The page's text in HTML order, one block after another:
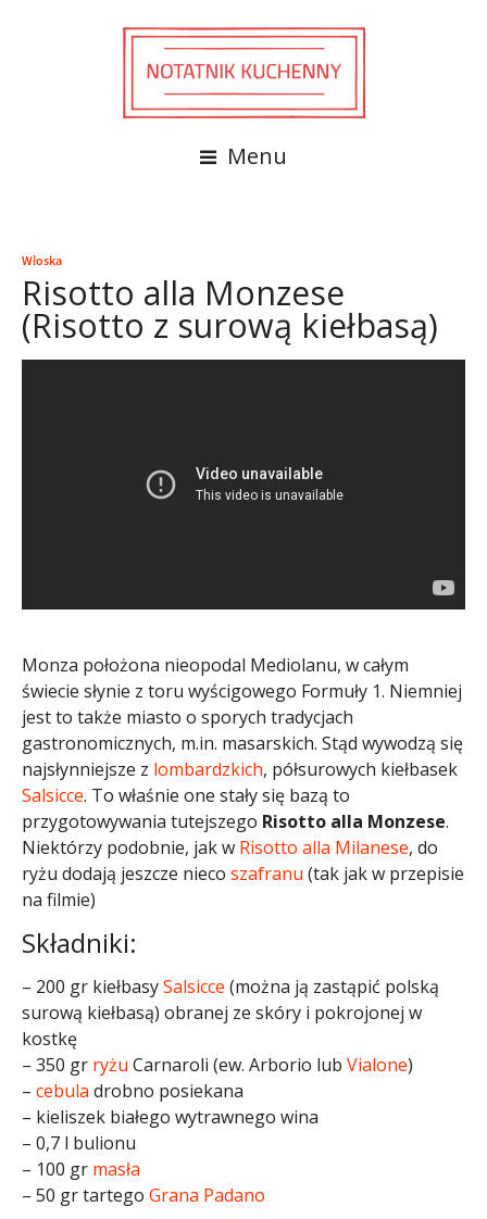
Menu
Włoska
Risotto alla Monzese
(Risotto z surową kiełbasą)
Monza położona nieopodal Mediolanu, w całym
świecie słynie z toru wyścigowego Formuły 1. Niemniej
jest to także miasto o sporych tradycjach
gastronomicznych, m.in. masarskich. Stąd wywodzą się
najsłynniejsze z lombardzkich, półsurowych kiełbasek
Salsicce. To właśnie one stały się bazą to
przygotowywania tutejszego Risotto alla Monzese.
Niektórzy podobnie, jak w Risotto alla Milanese, do
ryżu dodają jeszcze nieco szafranu (tak jak w przepisie
na filmie)
Składniki:
– 200 gr kiełbasySalsicce (można ją zastąpić polską
surową kiełbasą) obranej ze skóry i pokrojonej w
kostkę
– 350 gr ryżu Carnaroli (ew. Arborio lub Vialone)
– cebula drobno posiekana
– kieliszek białego wytrawnego wina
– 0,7 l bulionu
– 100 gr masła
– 50 gr tartego Grana Padano